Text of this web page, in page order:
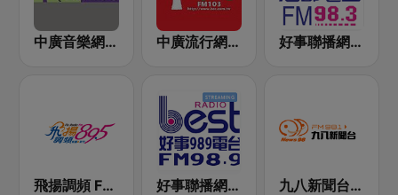
中廣音樂網 i Radio FM96.3 中廣流行網 I like radio 好事聯播網 港都983 Best Radio FM98.3
飛揚調頻 FM 89.5 好事聯播網 Best Radio FM98.9 九八新聞台 News98 FM 98.1